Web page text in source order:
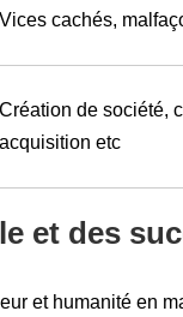
Vices cachés,
Création de société,
acquisition etc
et des
et humanité en